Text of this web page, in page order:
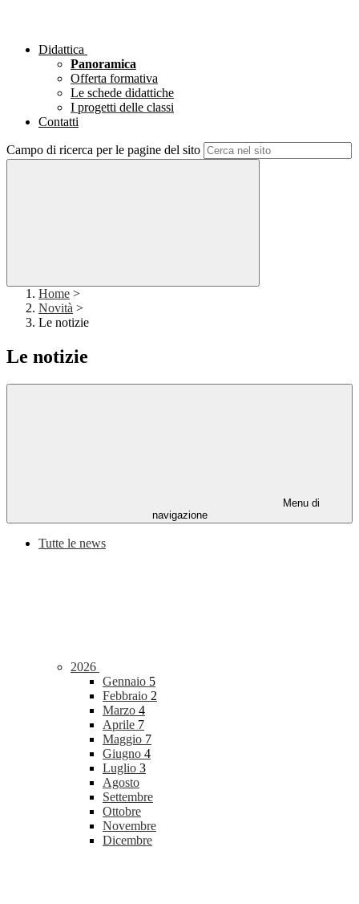
Didattica
Panoramica
Offerta formativa
Le schede didattiche
I progetti delle classi
Contatti
Campo di ricerca per le pagine del sito
Home >
Novità >
Le notizie
Le notizie
Menu di
navigazione
Tutte le news
2026
Gennaio 5
Febbraio 2
Marzo 4
Aprile 7
Maggio 7
Giugno 4
Luglio 3
Agosto
Settembre
Ottobre
Novembre
Dicembre